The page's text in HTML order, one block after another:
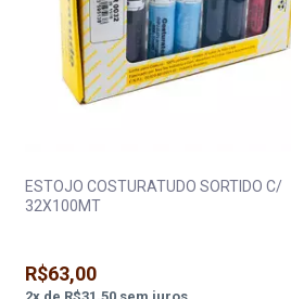
ESTOJO COSTURATUDO SORTIDO C/
32X100MT
R$63,00